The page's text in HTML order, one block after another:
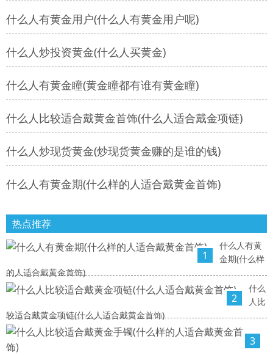
什么人有黄金用户(什么人有黄金用户呢)
什么人炒投资黄金(什么人买黄金)
什么人有黄金瞳(黄金瞳都有谁有黄金瞳)
什么人比较适合戴黄金首饰(什么人适合戴金项链)
什么人炒现货黄金(炒现货黄金赚的是谁的钱)
什么人有黄金期(什么样的人适合戴黄金首饰)
热点推荐
1
什么人有黄
金期(什么样
的人适合戴黄金首饰)
2
什么
人比
较适合戴黄金项链(什么人适合戴黄金首饰)
3